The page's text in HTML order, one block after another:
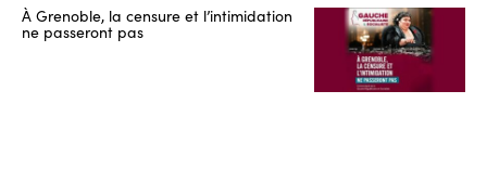
À Grenoble, la censure et l’intimidation
ne passeront pas